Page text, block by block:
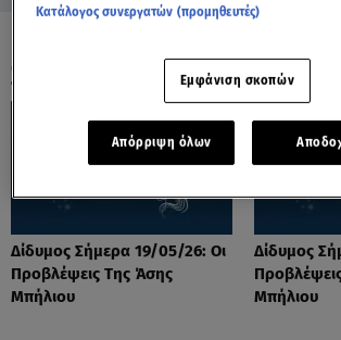
ΟΛΑ ΤΑ ΒΙΝΤΕΟ
Δίδυμος Σήμερα 19/05/26: Οι
Προβλέψεις Της Άσης
Μπήλιου
Δίδυμος
Μπήλιου
Κατάλογος συνεργατών (προμηθευτές)
Εμφάνιση σκοπών
Απόρριψη όλων